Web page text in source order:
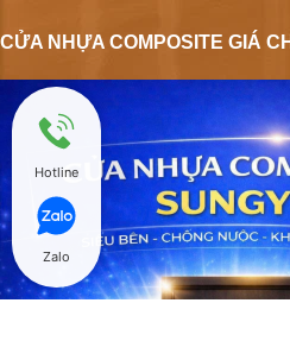
CỬA NHỰA COMPOSITE GIÁ
Hotline
Zalo